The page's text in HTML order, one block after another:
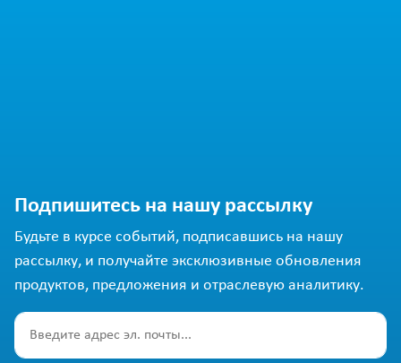
Подпишитесь на нашу рассылку
Будьте в курсе событий, подписавшись на нашу
рассылку, и получайте эксклюзивные обновления
продуктов, предложения и отраслевую аналитику.